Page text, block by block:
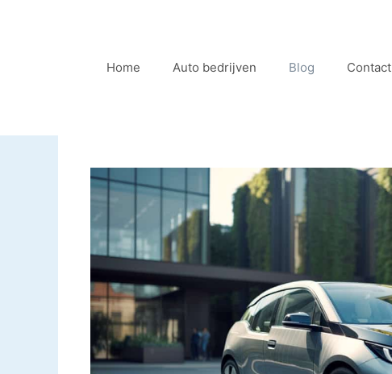
Home Auto bedrijven Blog Contact